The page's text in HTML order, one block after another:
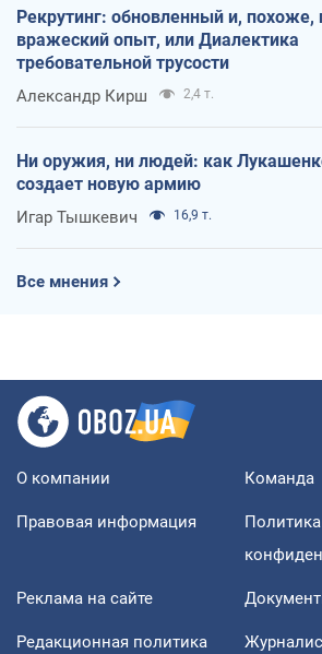
Рекрутинг: обновленный и, похоже,
вражеский опыт, или Диалектика
требовательной трусости
Александр Кирш 2,4 т.
Ни оружия, ни людей: как
создает новую армию
Игар Тышкевич 16,9 т.
Все мнения
О компании Команда
Правовая информация
Политика
Реклама на сайте
Редакционная политика